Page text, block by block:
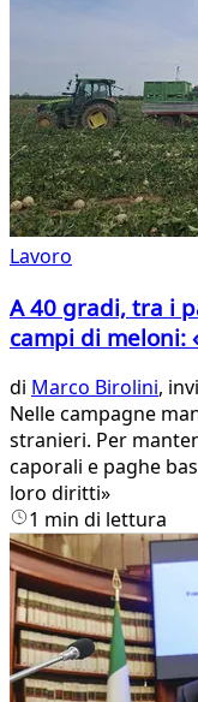
Lavoro
A 40 gradi, tra i
campi di meloni:
di Marco Birolini,
Nelle campagne
stranieri. Per
caporali e paghe
loro diritti»
1 min di lettura